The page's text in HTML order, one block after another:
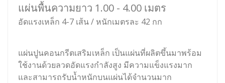
แผ่นพื้นความยาว 1.00 - 4.00 เมตร
อัดแรงเหล็ก 4-7 เส้น / หนักเมตรละ 42 กก
แผ่นปูนคอนกรีตเสริมเหล็ก เป็นแผ่นที่ผลิตขึ้นมาพร้อม
ใช้งานด้วยลวดอัดแรงกำลังสูง มีความแข็งแรงมาก
และสามารถรับน้ำหนักบนแผ่นได้จำนวนมาก